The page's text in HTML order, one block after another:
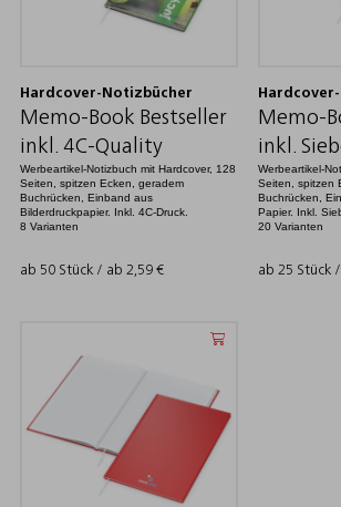
Hardcover-Notizbücher
Memo-Book Bestseller
inkl. 4C-Quality
Werbeartikel-Notizbuch mit Hardcover, 128
Seiten, spitzen Ecken, geradem
Buchrücken, Einband aus
Bilderdruckpapier. Inkl. 4C-Druck.
8 Varianten
ab 50 Stück / ab 2,59 €
Memo-
inkl.
Werbeartikel-
Seiten, spitzen
Buchrücken,
Papier. Inkl.
20 Varianten
ab 25 Stück